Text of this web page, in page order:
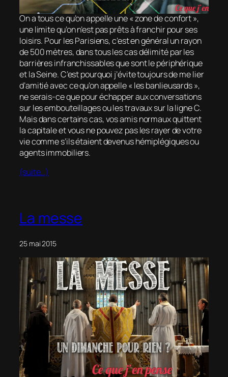
On a tous ce qu’on appelle une « zone de confort »,
une limite qu’on n’est pas prêts à franchir pour ses
loisirs. Pour les Parisiens, c’est en général un rayon
de 500 mètres, dans tous les cas délimité par les
barrières infranchissables que sont le périphérique
et la Seine. C’est pourquoi j’évite toujours de me lier
d’amitié avec ce qu’on appelle « les banlieusards »,
ne serais-ce que pour échapper aux conversations
sur les embouteillages ou les travaux sur la ligne C.
Mais dans certains cas, vos amis normaux quittent
la capitale et vous ne pouvez pas les rayer de votre
vie comme s’ils étaient devenus hémiplégiques ou
agents immobiliers.
(suite…)
La messe
25 mai 2015